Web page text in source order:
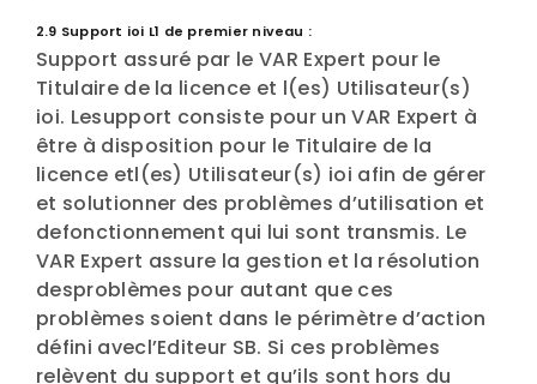
2.9 Support ioi L1 de premier niveau :
Support assuré par le VAR Expert pour le
Titulaire de la licence et l(es) Utilisateur(s)
ioi. Lesupport consiste pour un VAR Expert à
être à disposition pour le Titulaire de la
licence etl(es) Utilisateur(s) ioi afin de gérer
et solutionner des problèmes d’utilisation et
defonctionnement qui lui sont transmis. Le
VAR Expert assure la gestion et la résolution
desproblèmes pour autant que ces
problèmes soient dans le périmètre d’action
défini avecl’Editeur SB. Si ces problèmes
relèvent du support et qu’ils sont hors du